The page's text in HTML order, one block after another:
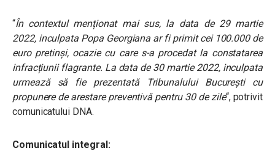
“În contextul menționat mai sus, la data de 29 martie
2022, inculpata Popa Georgiana ar fi primit cei 100.000 de
euro pretinși, ocazie cu care s-a procedat la constatarea
infracțiunii flagrante. La data de 30 martie 2022, inculpata
urmează să fie prezentată Tribunalului București cu
propunere de arestare preventivă pentru 30 de zile“, potrivit
comunicatului DNA.
Comunicatul integral: